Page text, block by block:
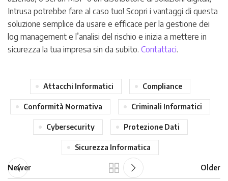
Intrusa potrebbe fare al caso tuo! Scopri i vantaggi di questa
soluzione semplice da usare e efficace per la gestione dei
log management e l’analisi del rischio e inizia a mettere in
sicurezza la tua impresa sin da subito. Contattaci.
Attacchi Informatici Compliance
Conformità Normativa Criminali Informatici
Cybersecurity Protezione Dati
Sicurezza Informatica
Newer Older